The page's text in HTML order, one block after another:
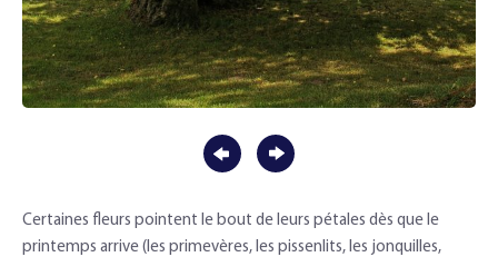
Certaines fleurs pointent le bout de leurs pétales dès que le
printemps arrive (les primevères, les pissenlits, les jonquilles,